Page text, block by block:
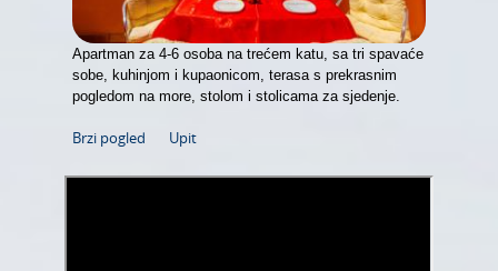
Apartman za 4-6 osoba na trećem katu, sa tri spavaće
sobe, kuhinjom i kupaonicom, terasa s prekrasnim
pogledom na more, stolom i stolicama za sjedenje.
Brzi pogled Upit